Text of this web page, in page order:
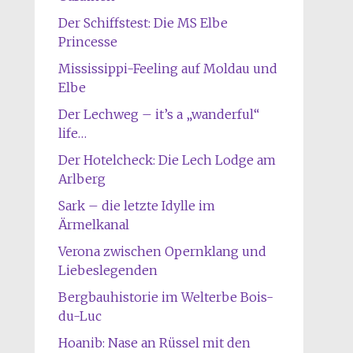
Der Schiffstest: Die MS Elbe
Princesse
Mississippi-Feeling auf Moldau und
Elbe
Der Lechweg – it’s a „wanderful“
life…
Der Hotelcheck: Die Lech Lodge am
Arlberg
Sark – die letzte Idylle im
Ärmelkanal
Verona zwischen Opernklang und
Liebeslegenden
Bergbauhistorie im Welterbe Bois-
du-Luc
Hoanib: Nase an Rüssel mit den